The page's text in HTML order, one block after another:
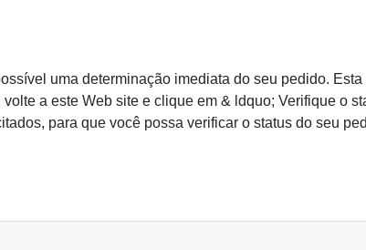
uma determinação imediata do seu pedido.
a este Web site e clique em & ldquo; Verifique o
para que você possa verificar o status do seu